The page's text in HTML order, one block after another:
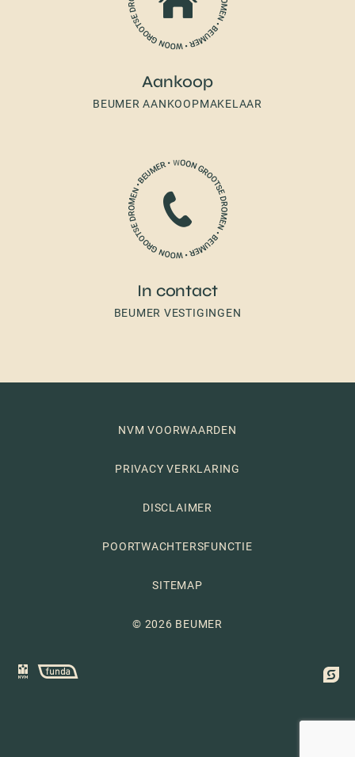
Aankoop
BEUMER AANKOOPMAKELAAR
In contact
BEUMER VESTIGINGEN
NVM VOORWAARDEN
PRIVACY VERKLARING
DISCLAIMER
POORTWACHTERSFUNCTIE
SITEMAP
© 2026 BEUMER